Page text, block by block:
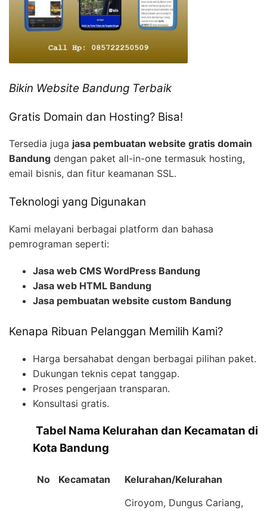
Bikin Website Bandung Terbaik
Gratis Domain dan Hosting? Bisa!
Tersedia juga jasa pembuatan website gratis domain
Bandung dengan paket all-in-one termasuk hosting,
email bisnis, dan fitur keamanan SSL.
Teknologi yang Digunakan
Kami melayani berbagai platform dan bahasa
pemrograman seperti:
Jasa web CMS WordPress Bandung
Jasa web HTML Bandung
Jasa pembuatan website custom Bandung
Kenapa Ribuan Pelanggan Memilih Kami?
Harga bersahabat dengan berbagai pilihan paket.
Dukungan teknis cepat tanggap.
Proses pengerjaan transparan.
Konsultasi gratis.
Tabel Nama Kelurahan dan Kecamatan di
Kota Bandung
No Kecamatan Kelurahan/Kelurahan
Ciroyom, Dungus Cariang,